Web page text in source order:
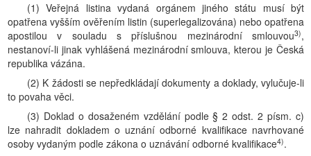
(1) Veřejná listina vydaná orgánem jiného státu musí být
opatřena vyšším ověřením listin (superlegalizována) nebo opatřena
apostilou v souladu s příslušnou mezinárodní smlouvou3),
nestanoví-li jinak vyhlášená mezinárodní smlouva, kterou je Česká
republika vázána.
(2) K žádosti se nepředkládají dokumenty a doklady, vylučuje-li
to povaha věci.
(3) Doklad o dosaženém vzdělání podle § 2 odst. 2 písm. c)
lze nahradit dokladem o uznání odborné kvalifikace navrhované
osoby vydaným podle zákona o uznávání odborné kvalifikace4).